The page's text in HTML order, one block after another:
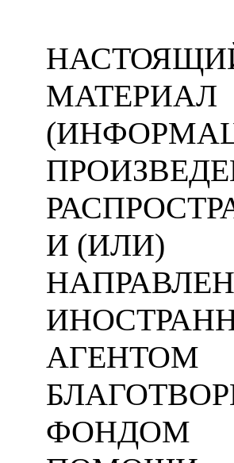
МАТЕРИАЛ
И (ИЛИ)
НАПРАВЛЕН
АГЕНТОМ
ФОНДОМ